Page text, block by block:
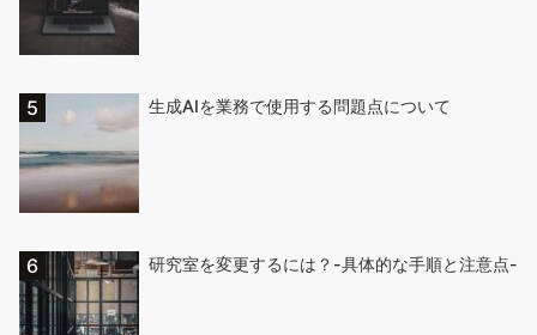
生成AIを業務で使用する問題点について
研究室を変更するには？-具体的な手順と注意点-